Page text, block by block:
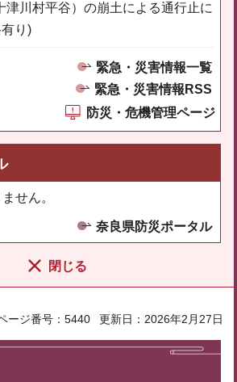
津川村平谷）の崩土による通行止に
り)
緊急・災害情報一覧
緊急・災害情報RSS
防災・危機管理ページ
せん。
奈良県防災ポータル
閉じる
ージ番号：5440 更新日：2026年2月27日